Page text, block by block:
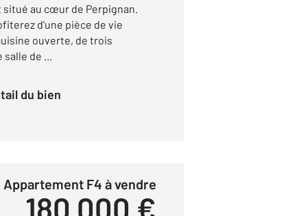
au cœur de Perpignan.
d'une pièce de vie
ouverte, de trois
salle de ...
du bien
Appartement F4 à vendre
180 000 €